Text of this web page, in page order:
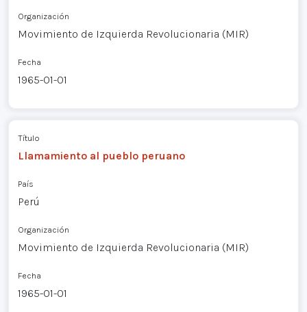
Organización
Movimiento de Izquierda Revolucionaria (MIR)
Fecha
1965-01-01
Título
Llamamiento al pueblo peruano
País
Perú
Organización
Movimiento de Izquierda Revolucionaria (MIR)
Fecha
1965-01-01